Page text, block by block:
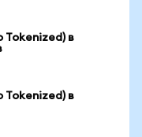
Tokenized) в
Tokenized) в